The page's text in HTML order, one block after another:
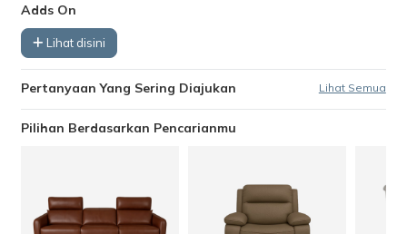
Adds On
Lihat disini
Pertanyaan Yang Sering Diajukan Lihat Semua
Pilihan Berdasarkan Pencarianmu